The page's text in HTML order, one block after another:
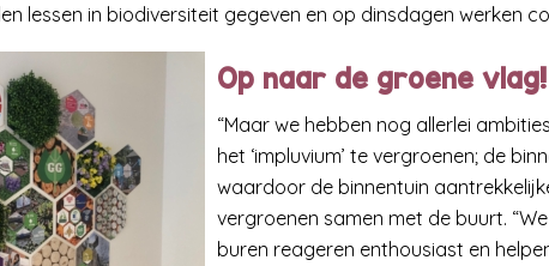
lessen in biodiversiteit gegeven en op dinsdagen werken
Op naar de groene vlag!
“Maar we hebben nog allerlei
het ‘impluvium’ te vergroenen; de
waardoor de binnentuin
vergroenen samen met de buurt.
buren reageren enthousiast en